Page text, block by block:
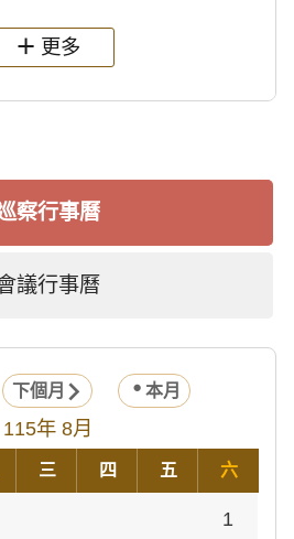
，總統府於89年間函請其家屬
更多
察行事曆
議行事曆
下個月 本月
115年 8月
三 四 五 六
1